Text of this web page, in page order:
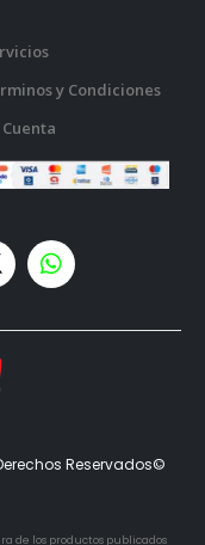
y Condiciones
Reservados©
de los productos publicados